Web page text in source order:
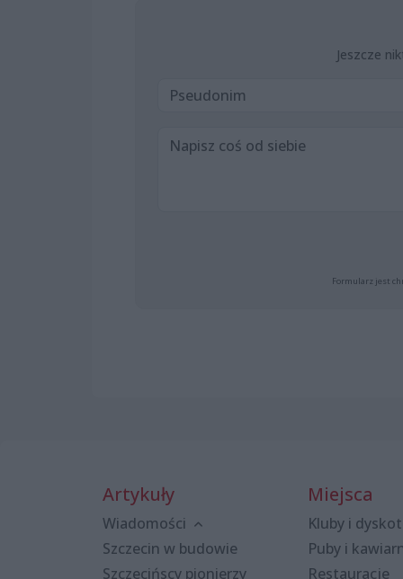
Jeszcze
Formularz jest
Artykuły
Wiadomości
Szczecin w budowie
Szczecińscy pionierzy
Miejsca
Kluby i
Puby i
Restauracje